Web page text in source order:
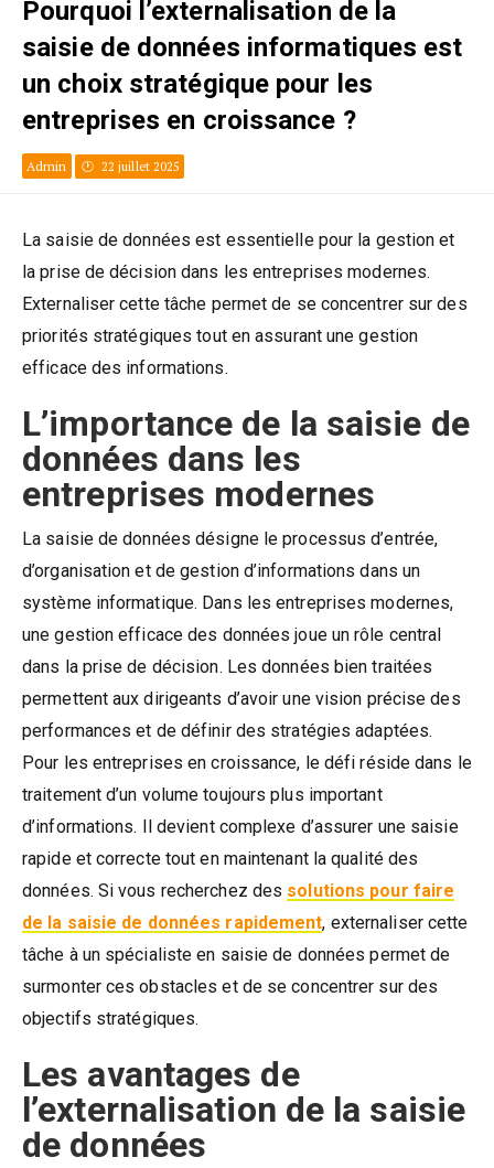
Pourquoi l’externalisation de la
saisie de données informatiques est
un choix stratégique pour les
entreprises en croissance ?
Admin 22 juillet 2025
La saisie de données est essentielle pour la gestion et
la prise de décision dans les entreprises modernes.
Externaliser cette tâche permet de se concentrer sur des
priorités stratégiques tout en assurant une gestion
efficace des informations.
L’importance de la saisie de
données dans les
entreprises modernes
La saisie de données désigne le processus d’entrée,
d’organisation et de gestion d’informations dans un
système informatique. Dans les entreprises modernes,
une gestion efficace des données joue un rôle central
dans la prise de décision. Les données bien traitées
permettent aux dirigeants d’avoir une vision précise des
performances et de définir des stratégies adaptées.
Pour les entreprises en croissance, le défi réside dans le
traitement d’un volume toujours plus important
d’informations. Il devient complexe d’assurer une saisie
rapide et correcte tout en maintenant la qualité des
données. Si vous recherchez des solutions pour faire
de la saisie de données rapidement, externaliser cette
tâche à un spécialiste en saisie de données permet de
surmonter ces obstacles et de se concentrer sur des
objectifs stratégiques.
Les avantages de
l’externalisation de la saisie
de données